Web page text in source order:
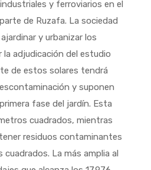
y ferroviarios en el
de Ruzafa. La sociedad
y urbanizar los
la adjudicación del estudio
de estos solares tendrá
y suponen
fase del jardín. Esta
cuadrados, mientras
residuos contaminantes
La más amplia al